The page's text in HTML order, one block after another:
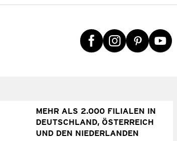
MEHR ALS 2.000 FILIALEN IN
DEUTSCHLAND, ÖSTERREICH
UND DEN NIEDERLANDEN